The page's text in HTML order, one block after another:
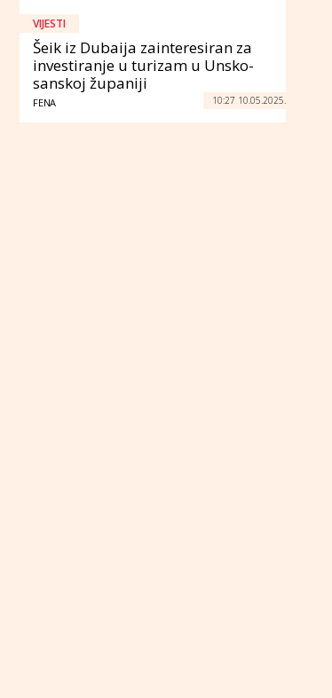
VIJESTI
Šeik iz Dubaija zainteresiran za
investiranje u turizam u Unsko-
sanskoj županiji
FENA 10:27 10.05.2025.